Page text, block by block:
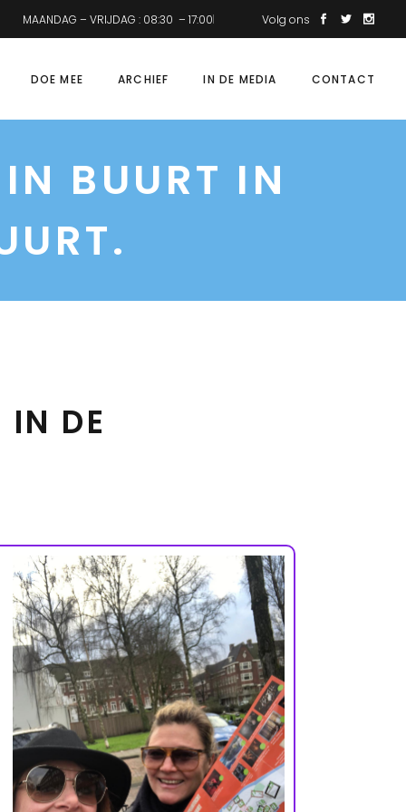
MAANDAG – VRIJDAG : 08:30 – 17:00 Volg ons
DOE MEE ARCHIEF IN DE MEDIA CONTACT
BUURT IN
DE